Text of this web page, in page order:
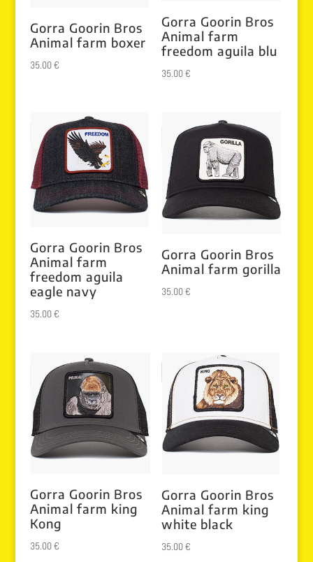
Gorra Goorin Bros
Animal farm boxer
35.00€
Gorra Goorin Bros
Animal farm
freedom aguila blu
35.00€
Gorra Goorin Bros
Animal farm
freedom aguila
eagle navy
35.00€
Gorra Goorin Bros
Animal farm gorilla
35.00€
Gorra Goorin Bros
Animal farm king
Kong
35.00€
Gorra Goorin Bros
Animal farm king
white black
35.00€